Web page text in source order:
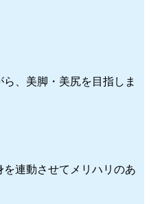
、美脚・美尻を目指しま
連動させてメリハリのあ